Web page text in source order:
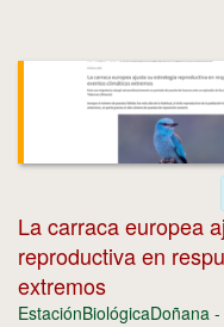
La carraca europea
reproductiva en
extremos
EstaciónBiológicaDoñana